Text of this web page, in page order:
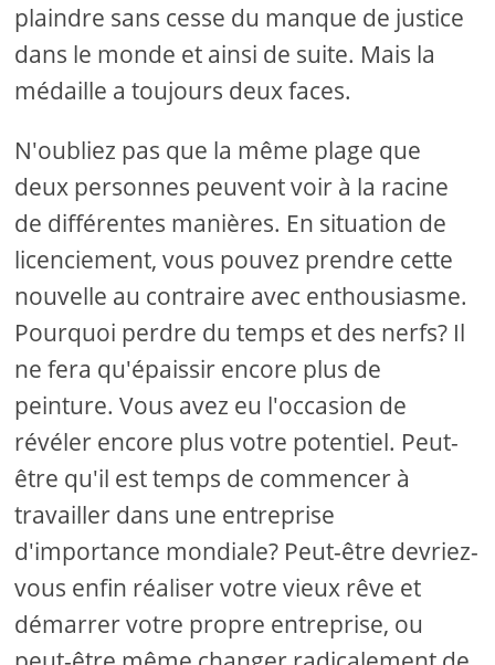
plaindre sans cesse du manque de justice
dans le monde et ainsi de suite. Mais la
médaille a toujours deux faces.
N'oubliez pas que la même plage que
deux personnes peuvent voir à la racine
de différentes manières. En situation de
licenciement, vous pouvez prendre cette
nouvelle au contraire avec enthousiasme.
Pourquoi perdre du temps et des nerfs? Il
ne fera qu'épaissir encore plus de
peinture. Vous avez eu l'occasion de
révéler encore plus votre potentiel. Peut-
être qu'il est temps de commencer à
travailler dans une entreprise
d'importance mondiale? Peut-être devriez-
vous enfin réaliser votre vieux rêve et
démarrer votre propre entreprise, ou